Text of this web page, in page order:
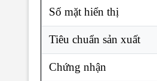
Số mặt hiển thị
Tiêu chuẩn sản xuất
Chứng nhận